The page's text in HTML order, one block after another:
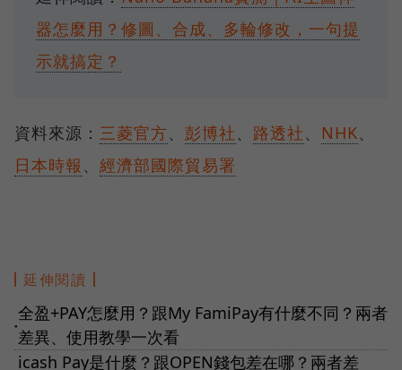
器怎麼用？修圖、合成、多輪修改，一句提
示就搞定？
資料來源： 三菱官方、 彭博社、 路透社、 NHK、
日本時報 、 經濟部國際貿易署
延伸閱讀
●
全盈+PAY怎麼用？跟My FamiPay有什麼不同？兩者
差異、使用教學一次看
icash Pay是什麼？跟OPEN錢包差在哪？兩者差